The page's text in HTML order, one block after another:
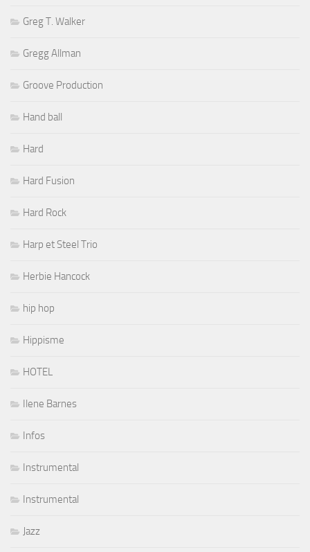
Greg T. Walker
Gregg Allman
Groove Production
Hand ball
Hard
Hard Fusion
Hard Rock
Harp et Steel Trio
Herbie Hancock
hip hop
Hippisme
HOTEL
Ilene Barnes
Infos
Instrumental
Instrumental
Jazz